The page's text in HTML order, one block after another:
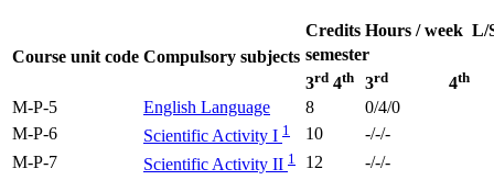
Course unit code Compulsory subjects
Credits Hours / week L/
semester
3rd 4th 3rd 4th
M-P-5 English Language 8
0/4/0
M-P-6
Scientific Activity I 1 10
-/-/-
M-P-7
Scientific Activity II 1 12
-/-/-